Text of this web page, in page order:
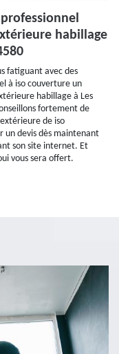
habillage
fatiguant avec des
à iso couverture un
habillage à Les
fortement de
de iso
un devis dès maintenant
son site internet. Et
vous sera offert.